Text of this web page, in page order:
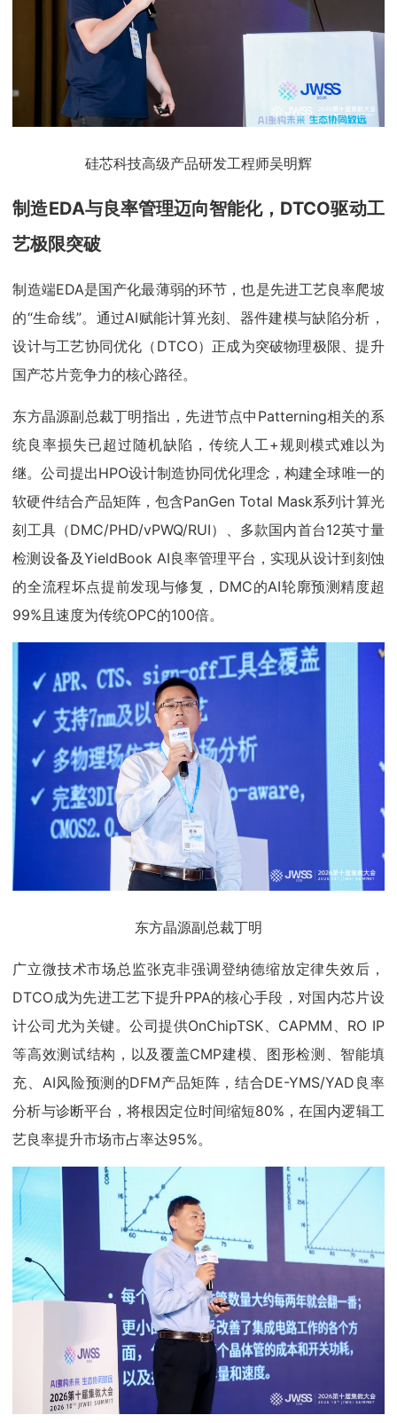
硅芯科技高级产品研发工程师吴明辉
制造EDA与良率管理迈向智能化，DTCO驱动工
艺极限突破
制造端EDA是国产化最薄弱的环节，也是先进工艺良率爬坡
的“生命线”。通过AI赋能计算光刻、器件建模与缺陷分析，
设计与工艺协同优化（DTCO）正成为突破物理极限、提升
国产芯片竞争力的核心路径。
东方晶源副总裁丁明指出，先进节点中Patterning相关的系
统良率损失已超过随机缺陷，传统人工+规则模式难以为
继。公司提出HPO设计制造协同优化理念，构建全球唯一的
软硬件结合产品矩阵，包含PanGen Total Mask系列计算光
刻工具（DMC/PHD/vPWQ/RUI）、多款国内首台12英寸量
检测设备及YieldBook AI良率管理平台，实现从设计到刻蚀
的全流程坏点提前发现与修复，DMC的AI轮廓预测精度超
99%且速度为传统OPC的100倍。
东方晶源副总裁丁明
广立微技术市场总监张克非强调登纳德缩放定律失效后，
DTCO成为先进工艺下提升PPA的核心手段，对国内芯片设
计公司尤为关键。公司提供OnChipTSK、CAPMM、RO IP
等高效测试结构，以及覆盖CMP建模、图形检测、智能填
充、AI风险预测的DFM产品矩阵，结合DE-YMS/YAD良率
分析与诊断平台，将根因定位时间缩短80%，在国内逻辑工
艺良率提升市场市占率达95%。